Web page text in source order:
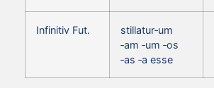
Infinitiv Fut.
stillatur‑um
‑am ‑um ‑os
‑as ‑a esse